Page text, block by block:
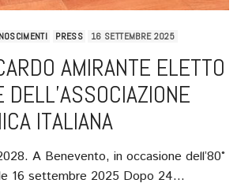
PRESS 16 SETTEMBRE 2025
AMIRANTE ELETTO
ITALIANA
A Benevento, in occasione dell’80°
16 settembre 2025 Dopo 24…